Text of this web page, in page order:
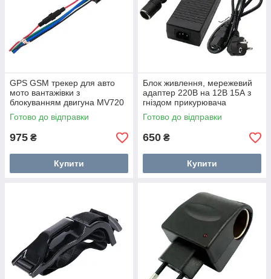
GPS GSM трекер для авто
мото вантажівки з
блокуванням двигуна MV720
Готово до відправки
975 ₴
Купити
Блок живлення, мережевий
адаптер 220В на 12В 15А з
гніздом прикурювача
Готово до відправки
650 ₴
Купити